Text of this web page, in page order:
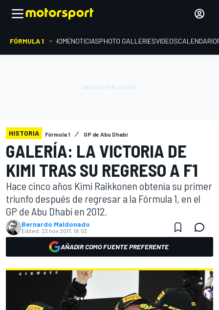
FÓRMULA 1 HOMENOTICIASPHOTO GALLERIESVIDEOSCALENDARIO
HISTORIA Fórmula 1 GP de Abu Dhabi
GALERÍA: LA VICTORIA DE
KIMI TRAS SU REGRESO A F1
Hace cinco años Kimi Raikkonen obtenía su primer
triunfo después de regresar a la Fórmula 1, en el
GP de Abu Dhabi en 2012.
Bernardo Maldonado
Edited: 23 nov 2017, 18:03
AÑADIR COMO FUENTE PREFERENTE